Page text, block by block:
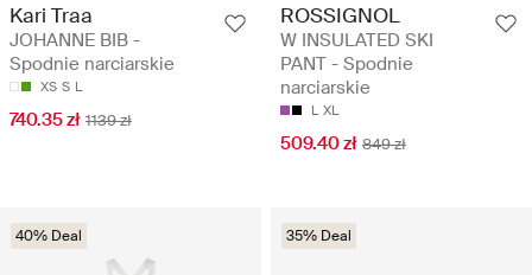
Kari Traa
JOHANNE BIB -
Spodnie narciarskie
XS S L
740.35 zł 1139 zł
ROSSIGNOL
W INSULATED SKI
PANT - Spodnie
narciarskie
L XL
509.40 zł 849 zł
40% Deal 35% Deal